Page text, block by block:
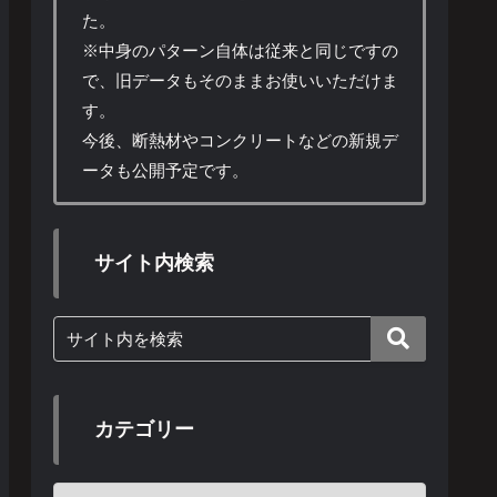
た。
※中身のパターン自体は従来と同じですの
で、旧データもそのままお使いいただけま
す。
今後、断熱材やコンクリートなどの新規デ
ータも公開予定です。
サイト内検索
カテゴリー